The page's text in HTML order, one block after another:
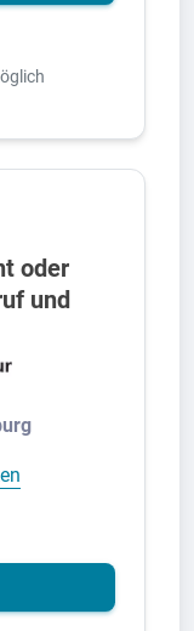
oder
und